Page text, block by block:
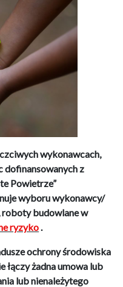
wykonawcach,
dofinansowanych z
Powietrze”
wyboru wykonawcy/
roboty budowlane w
ryzyko.
ochrony środowiska
łączy żadna umowa lub
lub nienależytego